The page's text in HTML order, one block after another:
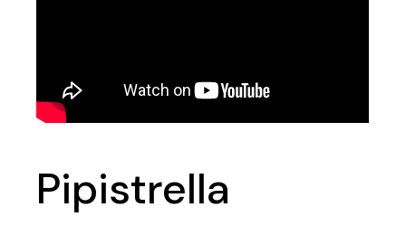
Pipistrella